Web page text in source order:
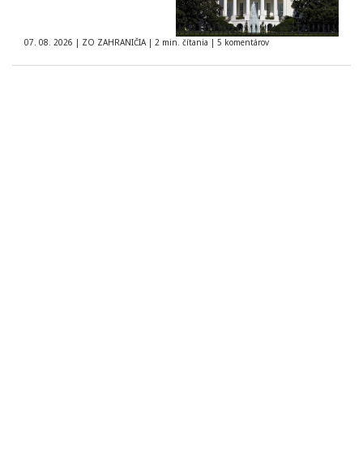
07. 08. 2026 | ZO ZAHRANIČIA | 2 min. čítania | 5 komentárov